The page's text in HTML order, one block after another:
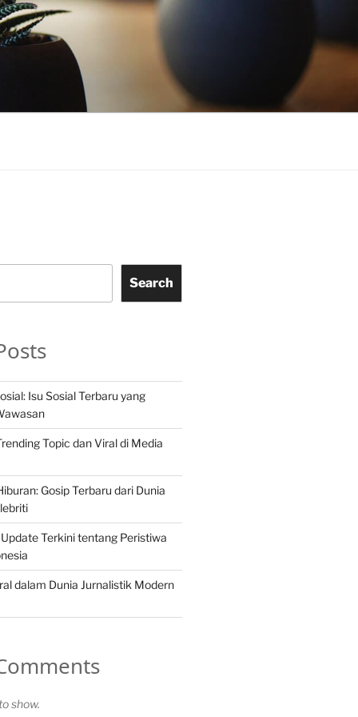
Search
Isu Sosial Terbaru yang
Topic dan Viral di Media
Gosip Terbaru dari Dunia
Terkini tentang Peristiwa
dalam Dunia Jurnalistik Modern
show.